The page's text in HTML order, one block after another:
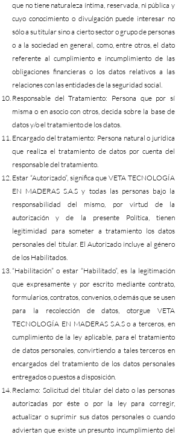
que no tiene naturaleza íntima, reservada, ni pública y
cuyo conocimiento o divulgación puede interesar no
sólo a su titular sino a cierto sector o grupo de personas
o a la sociedad en general, como, entre otros, el dato
referente al cumplimiento e incumplimiento de las
obligaciones financieras o los datos relativos a las
relaciones con las entidades de la seguridad social.
Responsable del Tratamiento: Persona que por sí
misma o en asocio con otros, decida sobre la base de
datos y/o el tratamiento de los datos.
Encargado del tratamiento: Persona natural o jurídica
que realiza el tratamiento de datos por cuenta del
responsable del tratamiento.
Estar “Autorizado”, significa que VETA TECNOLOGÍA
EN MADERAS S.A.S y todas las personas bajo la
responsabilidad del mismo, por virtud de la
autorización y de la presente Política, tienen
legitimidad para someter a tratamiento los datos
personales del titular. El Autorizado incluye al género
de los Habilitados.
“Habilitación” o estar “Habilitado”, es la legitimación
que expresamente y por escrito mediante contrato,
formularios, contratos, convenios, o demás que se usen
para la recolección de datos, otorgue VETA
TECNOLOGÍA EN MADERAS S.A.S o a terceros, en
cumplimiento de la ley aplicable, para el tratamiento
de datos personales, convirtiendo a tales terceros en
encargados del tratamiento de los datos personales
entregados o puestos a disposición.
Reclamo: Solicitud del titular del dato o las personas
autorizadas por éste o por la ley para corregir,
actualizar o suprimir sus datos personales o cuando
adviertan que existe un presunto incumplimiento del